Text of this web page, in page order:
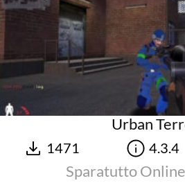
Urban
1471 4.3.4
Sparatutto